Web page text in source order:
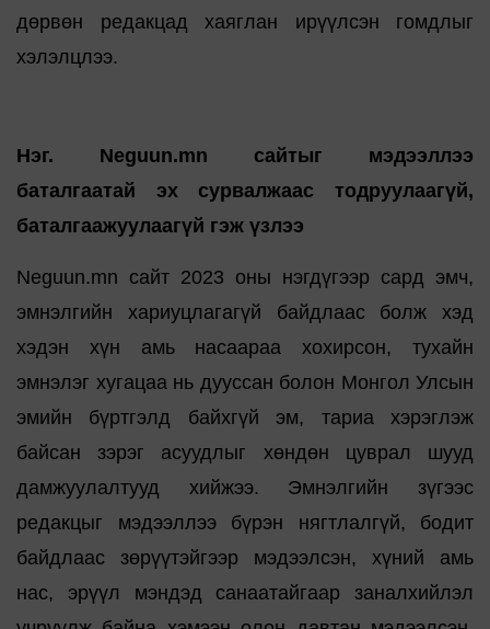
дөрвөн редакцад хаяглан ирүүлсэн гомдлыг
хэлэлцлээ.
Нэг. Neguun.mn сайтыг мэдээллээ
баталгаатай эх сурвалжаас тодруулаагүй,
баталгаажуулаагүй гэж үзлээ
Neguun.mn сайт 2023 оны нэгдүгээр сард эмч,
эмнэлгийн хариуцлагагүй байдлаас болж хэд
хэдэн хүн амь насаараа хохирсон, тухайн
эмнэлэг хугацаа нь дууссан болон Монгол Улсын
эмийн бүртгэлд байхгүй эм, тариа хэрэглэж
байсан зэрэг асуудлыг хөндөн цуврал шууд
дамжуулалтууд хийжээ. Эмнэлгийн зүгээс
редакцыг мэдээллээ бүрэн нягтлалгүй, бодит
байдлаас зөрүүтэйгээр мэдээлсэн, хүний амь
нас, эрүүл мэндэд санаатайгаар заналхийлэл